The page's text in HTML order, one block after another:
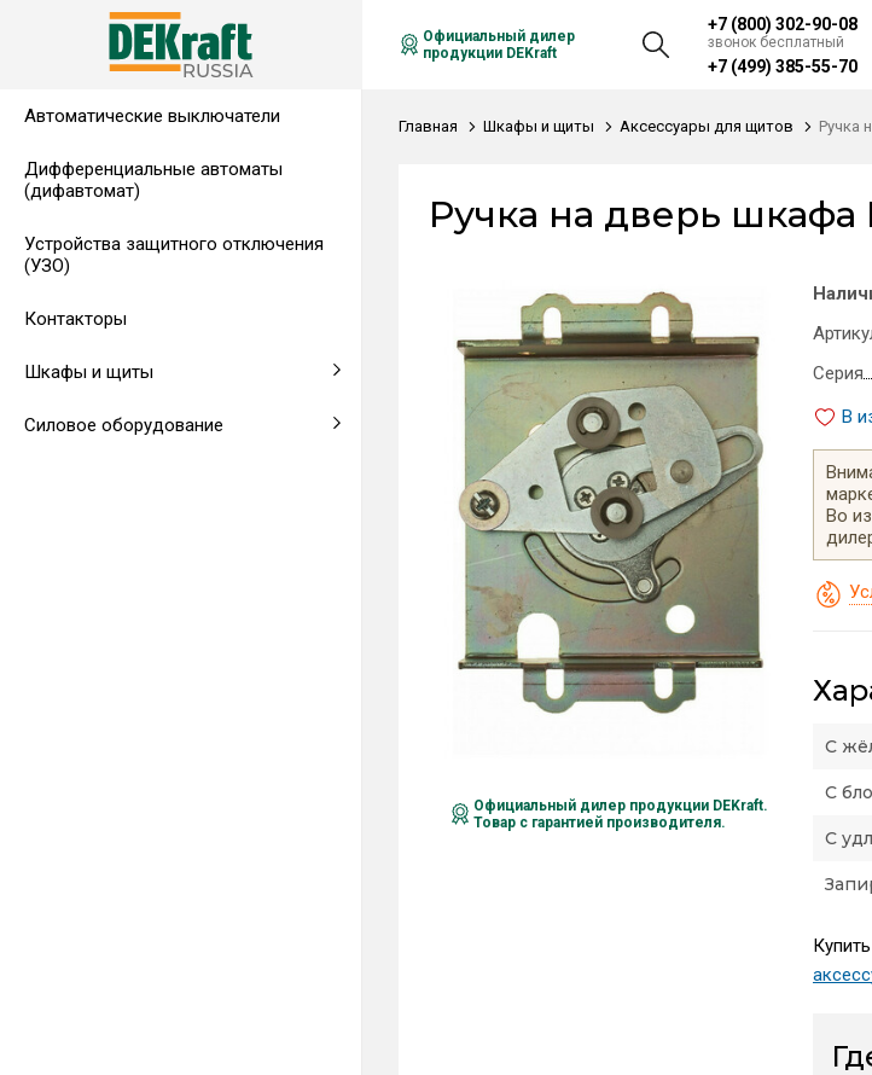
Автоматические выключатели
Дифференциальные автоматы
(дифавтомат)
Устройства защитного отключения
(УЗО)
Контакторы
Шкафы и щиты
Распределительные щиты,
Напольные щиты
Клеммы и комплектующие
Клеммы на DIN-рейку
Аксессуары для щитов
Силовое оборудование
Автоматические выключатели в
Аксессуары
Предохранители
Щитовые приборы
Амперметры
Автоматические воздушные
выключатели
Воздушные автоматические
Официальный дилер
продукции DEKraft
+7 (800) 302-90-08
звонок бесплатный
+7 (499) 385-55-70
Главная Шкафы и щиты Аксессуары для щитов Ручка
Ручка на дверь шкафа
Официальный дилер продукции DEKraft.
Товар с гарантией производителя.
Серия
В
Во
С
С
С